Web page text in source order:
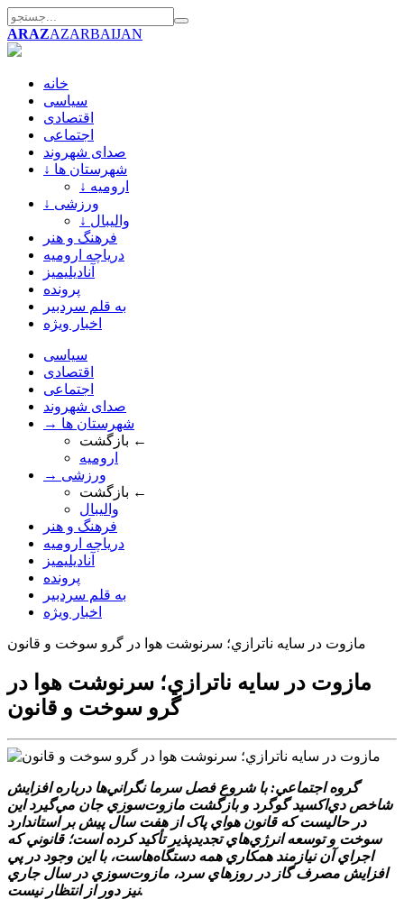
ARAZAZARBAIJAN
خانه
سیاسی
اقتصادی
اجتماعی
صدای شهروند
↓ شهرستان ها
↓ ارومیه
↓ ورزشی
↓ والیبال
فرهنگ و هنر
دریاچه ارومیه
آنادیلیمیز
پرونده
به قلم سردبیر
اخبار ویژه
سیاسی
اقتصادی
اجتماعی
صدای شهروند
→ شهرستان ها
بازگشت ←
ارومیه
→ ورزشی
بازگشت ←
والیبال
فرهنگ و هنر
دریاچه ارومیه
آنادیلیمیز
پرونده
به قلم سردبیر
اخبار ویژه
مازوت در سايه ناترازي؛ سرنوشت هوا در گرو سوخت و قانون
مازوت در سايه ناترازي؛ سرنوشت هوا در
گرو سوخت و قانون
گروه اجتماعي: با شروع فصل سرما نگراني‌ها درباره افزايش
شاخص دي‌اکسيد گوگرد و بازگشت مازوت‌سوزي جان مي‌گيرد اين
در حاليست که قانون هواي پاک از هفت سال پيش بر استاندارد
سوخت و توسعه انرژي‌هاي تجديدپذير تأکيد کرده است؛ قانوني که
اجراي آن نيازمند همکاري همه دستگاه‌هاست، با اين وجود در پي
افزايش مصرف گاز در روزهاي سرد، مازوت‌سوزي در سال جاري
نيز دور از انتظار نيست.